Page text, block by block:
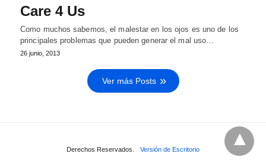
Care 4 Us
Como muchos sabemos, el malestar en los ojos es uno de los
principales problemas que pueden generar el mal uso…
26 junio, 2013
Ver más Posts
Derechos Reservados. Versión de Escritorio